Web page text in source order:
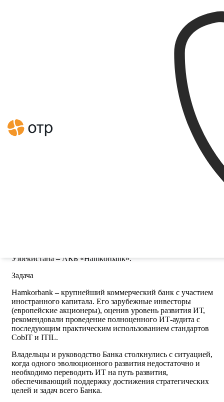
Как развивать ИТ с пользой
для бизнеса: ИТ-стратегия
Узбекистана – АКБ «Hamkorbank».
Задача
Hamkorbank – крупнейший коммерческий банк с участием
иностранного капитала. Его зарубежные инвесторы
(европейские акционеры), оценив уровень развития ИТ,
рекомендовали проведение полноценного ИТ-аудита с
последующим практическим использованием стандартов
CobIT и ITIL.
Владельцы и руководство Банка столкнулись с ситуацией,
когда одного эволюционного развития недостаточно и
необходимо переводить ИТ на путь развития,
обеспечивающий поддержку достижения стратегических
целей и задач всего Банка.